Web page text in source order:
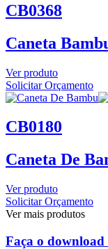
CB0368
Caneta
Ver produto
Solicitar Orçamento
CB0180
Caneta De
Ver produto
Solicitar Orçamento
Ver mais produtos
Faça o